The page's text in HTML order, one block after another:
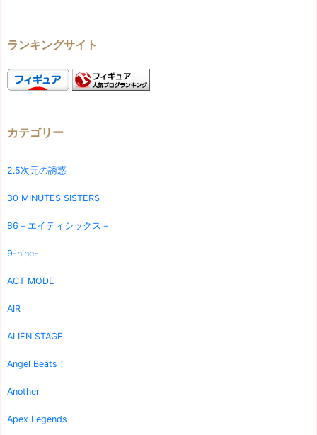
ランキングサイト
カテゴリー
2.5次元の誘惑
30 MINUTES SISTERS
86－エイティシックス－
9-nine-
ACT MODE
AIR
ALIEN STAGE
Angel Beats！
Another
Apex Legends